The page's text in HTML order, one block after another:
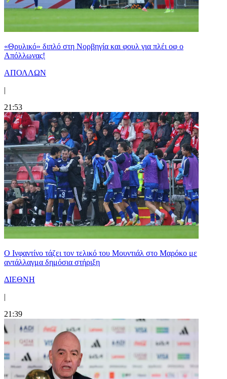
«Θρυλικό» διπλό στη Νορβηγία και φουλ για πλέι οφ ο
Απόλλωνας!
ΑΠΟΛΛΩΝ
|
21:53
Ο Ινφαντίνο τάζει τον τελικό του Μουντιάλ στο Μαρόκο με
αντάλλαγμα δημόσια στήριξη
ΔΙΕΘΝΗ
|
21:39